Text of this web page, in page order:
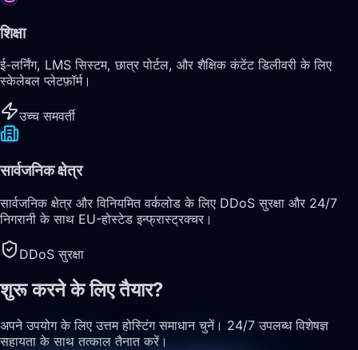
शिक्षा
ई-लर्निंग, LMS सिस्टम, छात्र पोर्टल, और शैक्षिक कंटेंट डिलीवरी के लिए
स्केलेबल प्लेटफ़ॉर्म।
उच्च समवर्ती
सार्वजनिक क्षेत्र
सार्वजनिक क्षेत्र और विनियमित वर्कलोड के लिए DDoS सुरक्षा और 24/7
निगरानी के साथ EU-होस्टेड इन्फ्रास्ट्रक्चर।
DDoS सुरक्षा
शुरू करने के लिए तैयार?
अपने उपयोग के लिए उत्तम होस्टिंग समाधान चुनें। 24/7 उपलब्ध विशेषज्ञ
सहायता के साथ तत्काल तैनात करें।